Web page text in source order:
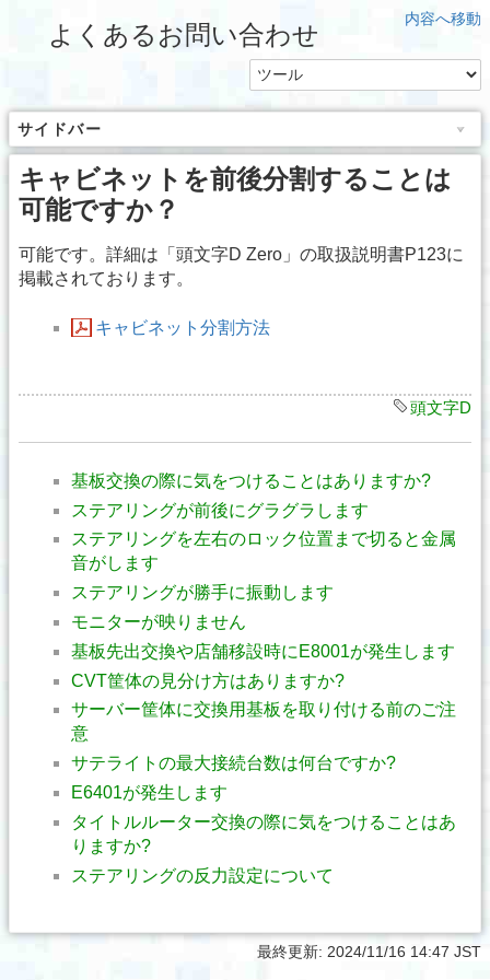
内容へ移動
よくあるお問い合わせ
サイドバー
キャビネットを前後分割することは
可能ですか？
可能です。詳細は「頭文字D Zero」の取扱説明書P123に
掲載されております。
キャビネット分割方法
頭文字D
基板交換の際に気をつけることはありますか?
ステアリングが前後にグラグラします
ステアリングを左右のロック位置まで切ると金属
音がします
ステアリングが勝手に振動します
モニターが映りません
基板先出交換や店舗移設時にE8001が発生します
CVT筐体の見分け方はありますか?
サーバー筐体に交換用基板を取り付ける前のご注
意
サテライトの最大接続台数は何台ですか?
E6401が発生します
タイトルルーター交換の際に気をつけることはあ
りますか?
ステアリングの反力設定について
最終更新: 2024/11/16 14:47 JST